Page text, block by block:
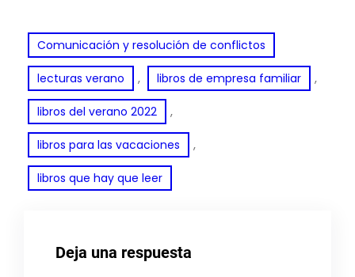
Comunicación y resolución de conflictos
lecturas verano , libros de empresa familiar ,
libros del verano 2022 ,
libros para las vacaciones ,
libros que hay que leer
Deja una respuesta